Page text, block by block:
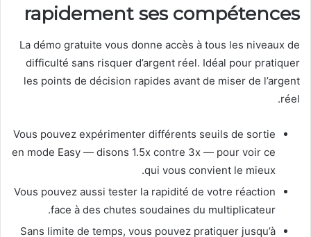
rapidement ses compétences
La démo gratuite vous donne accès à tous les niveaux de
difficulté sans risquer d’argent réel. Idéal pour pratiquer
les points de décision rapides avant de miser de l’argent
réel.
Vous pouvez expérimenter différents seuils de sortie
en mode Easy — disons 1.5x contre 3x — pour voir ce
qui vous convient le mieux.
Vous pouvez aussi tester la rapidité de votre réaction
face à des chutes soudaines du multiplicateur.
Sans limite de temps, vous pouvez pratiquer jusqu’à